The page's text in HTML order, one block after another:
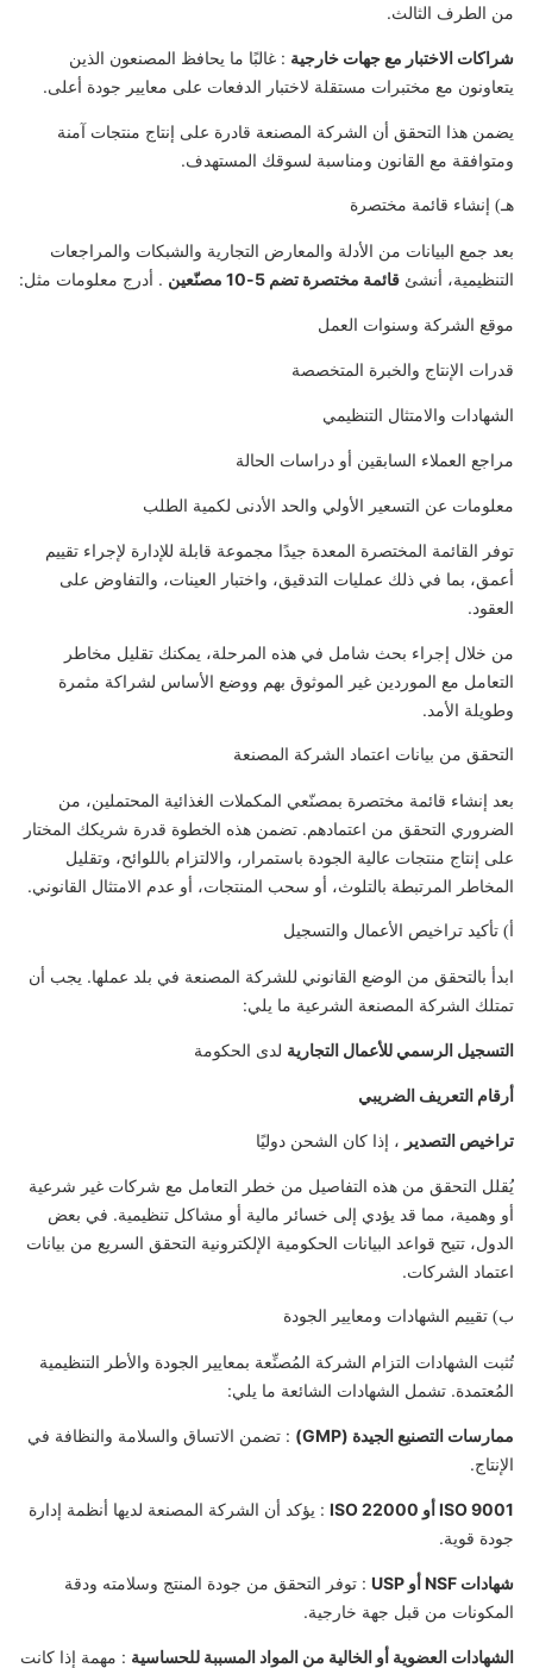
من الطرف الثالث.
شراكات الاختبار مع جهات خارجية : غالبًا ما يحافظ المصنعون الذين
يتعاونون مع مختبرات مستقلة لاختبار الدفعات على معايير جودة أعلى.
يضمن هذا التحقق أن الشركة المصنعة قادرة على إنتاج منتجات آمنة
ومتوافقة مع القانون ومناسبة لسوقك المستهدف.
هـ) إنشاء قائمة مختصرة
بعد جمع البيانات من الأدلة والمعارض التجارية والشبكات والمراجعات
التنظيمية، أنشئ قائمة مختصرة تضم 5-10 مصنّعين . أدرج معلومات مثل:
موقع الشركة وسنوات العمل
قدرات الإنتاج والخبرة المتخصصة
الشهادات والامتثال التنظيمي
مراجع العملاء السابقين أو دراسات الحالة
معلومات عن التسعير الأولي والحد الأدنى لكمية الطلب
توفر القائمة المختصرة المعدة جيدًا مجموعة قابلة للإدارة لإجراء تقييم
أعمق، بما في ذلك عمليات التدقيق، واختبار العينات، والتفاوض على
العقود.
من خلال إجراء بحث شامل في هذه المرحلة، يمكنك تقليل مخاطر
التعامل مع الموردين غير الموثوق بهم ووضع الأساس لشراكة مثمرة
وطويلة الأمد.
التحقق من بيانات اعتماد الشركة المصنعة
بعد إنشاء قائمة مختصرة بمصنّعي المكملات الغذائية المحتملين، من
الضروري التحقق من اعتمادهم. تضمن هذه الخطوة قدرة شريكك المختار
على إنتاج منتجات عالية الجودة باستمرار، والالتزام باللوائح، وتقليل
المخاطر المرتبطة بالتلوث، أو سحب المنتجات، أو عدم الامتثال القانوني.
أ) تأكيد تراخيص الأعمال والتسجيل
ابدأ بالتحقق من الوضع القانوني للشركة المصنعة في بلد عملها. يجب أن
تمتلك الشركة المصنعة الشرعية ما يلي:
التسجيل الرسمي للأعمال التجارية لدى الحكومة
أرقام التعريف الضريبي
تراخيص التصدير ، إذا كان الشحن دوليًا
يُقلل التحقق من هذه التفاصيل من خطر التعامل مع شركات غير شرعية
أو وهمية، مما قد يؤدي إلى خسائر مالية أو مشاكل تنظيمية. في بعض
الدول، تتيح قواعد البيانات الحكومية الإلكترونية التحقق السريع من بيانات
اعتماد الشركات.
ب) تقييم الشهادات ومعايير الجودة
تُثبت الشهادات التزام الشركة المُصنِّعة بمعايير الجودة والأطر التنظيمية
المُعتمدة. تشمل الشهادات الشائعة ما يلي:
ممارسات التصنيع الجيدة (GMP)
: تضمن الاتساق والسلامة والنظافة في
الإنتاج.
ISO 9001 أو ISO 22000
: يؤكد أن الشركة المصنعة لديها أنظمة إدارة
جودة قوية.
شهادات NSF أو USP
: توفر التحقق من جودة المنتج وسلامته ودقة
المكونات من قبل جهة خارجية.
الشهادات العضوية أو الخالية من المواد المسببة للحساسية : مهمة إذا كانت